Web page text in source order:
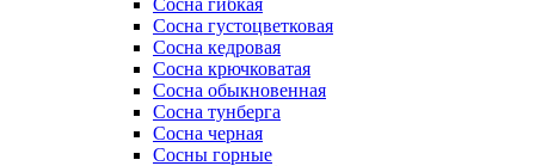
Сосна гибкая
Сосна густоцветковая
Сосна кедровая
Сосна крючковатая
Сосна обыкновенная
Сосна тунберга
Сосна черная
Сосны горные